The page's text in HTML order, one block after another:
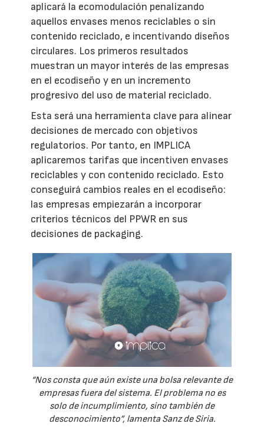
aplicará la ecomodulación penalizando
aquellos envases menos reciclables o sin
contenido reciclado, e incentivando diseños
circulares. Los primeros resultados
muestran un mayor interés de las empresas
en el ecodiseño y en un incremento
progresivo del uso de material reciclado.
Esta será una herramienta clave para alinear
decisiones de mercado con objetivos
regulatorios. Por tanto, en IMPLICA
aplicaremos tarifas que incentiven envases
reciclables y con contenido reciclado. Esto
conseguirá cambios reales en el ecodiseño:
las empresas empiezarán a incorporar
criterios técnicos del PPWR en sus
decisiones de packaging.
“Nos consta que aún existe una bolsa relevante de
empresas fuera del sistema. El problema no es
solo de incumplimiento, sino también de
desconocimiento”, lamenta Sanz de Siria.